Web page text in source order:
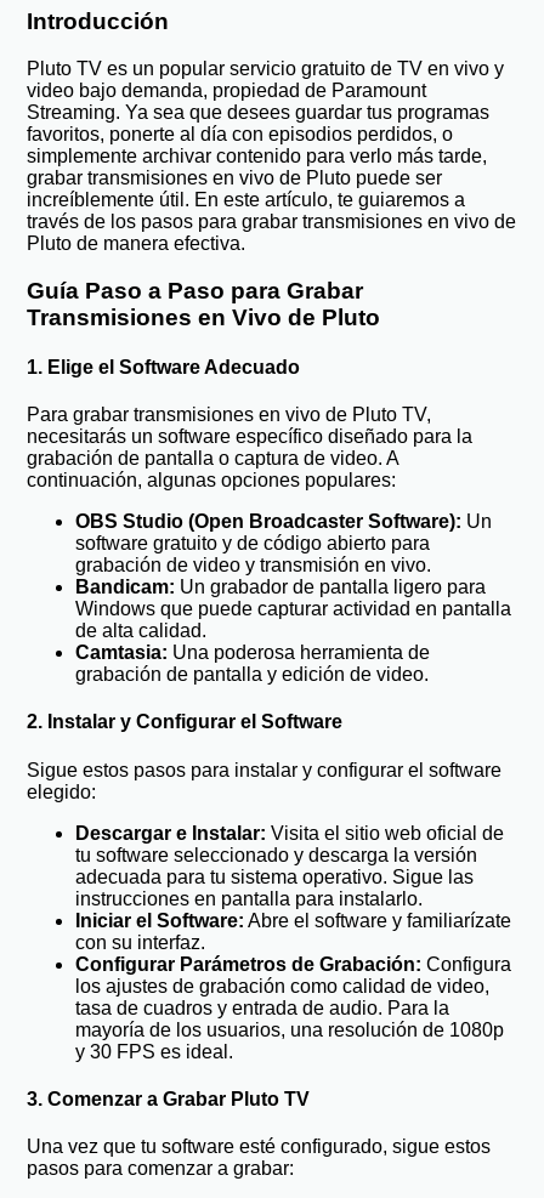
Introducción
Pluto TV es un popular servicio gratuito de TV en vivo y
video bajo demanda, propiedad de Paramount
Streaming. Ya sea que desees guardar tus programas
favoritos, ponerte al día con episodios perdidos, o
simplemente archivar contenido para verlo más tarde,
grabar transmisiones en vivo de Pluto puede ser
increíblemente útil. En este artículo, te guiaremos a
través de los pasos para grabar transmisiones en vivo de
Pluto de manera efectiva.
Guía Paso a Paso para Grabar
Transmisiones en Vivo de Pluto
1. Elige el Software Adecuado
Para grabar transmisiones en vivo de Pluto TV,
necesitarás un software específico diseñado para la
grabación de pantalla o captura de video. A
continuación, algunas opciones populares:
OBS Studio (Open Broadcaster Software): Un
software gratuito y de código abierto para
grabación de video y transmisión en vivo.
Bandicam: Un grabador de pantalla ligero para
Windows que puede capturar actividad en pantalla
de alta calidad.
Camtasia: Una poderosa herramienta de
grabación de pantalla y edición de video.
2. Instalar y Configurar el Software
Sigue estos pasos para instalar y configurar el software
elegido:
Descargar e Instalar: Visita el sitio web oficial de
tu software seleccionado y descarga la versión
adecuada para tu sistema operativo. Sigue las
instrucciones en pantalla para instalarlo.
Iniciar el Software: Abre el software y familiarízate
con su interfaz.
Configurar Parámetros de Grabación: Configura
los ajustes de grabación como calidad de video,
tasa de cuadros y entrada de audio. Para la
mayoría de los usuarios, una resolución de 1080p
y 30 FPS es ideal.
3. Comenzar a Grabar Pluto TV
Una vez que tu software esté configurado, sigue estos
pasos para comenzar a grabar: